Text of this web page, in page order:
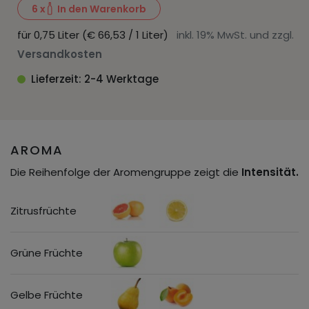
6 x In den Warenkorb
für 0,75 Liter (€ 66,53 / 1 Liter) inkl. 19% MwSt. und zzgl.
Versandkosten
Lieferzeit: 2-4 Werktage
AROMA
Die Reihenfolge der Aromengruppe zeigt die Intensität.
Zitrusfrüchte
Grüne Früchte
Gelbe Früchte